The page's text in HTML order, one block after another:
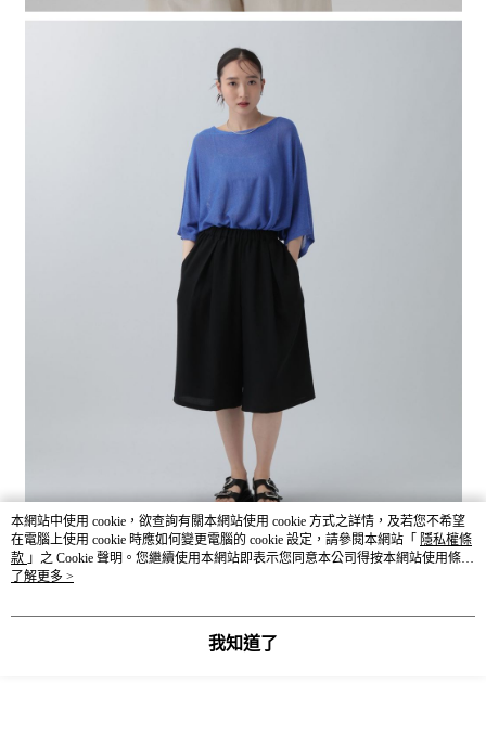
本網站中使用 cookie，欲查詢有關本網站使用 cookie 方式之詳情，及若您不希望
在電腦上使用 cookie 時應如何變更電腦的 cookie 設定，請參閱本網站「 隱私權條
款 」之 Cookie 聲明。您繼續使用本網站即表示您同意本公司得按本網站使用條款
之 Cookie 聲明使用 cookie。
了解更多 >
我知道了